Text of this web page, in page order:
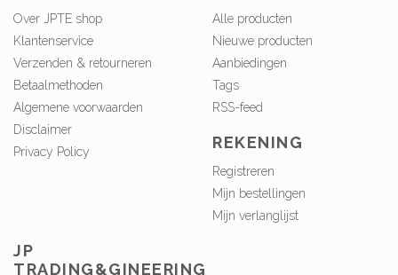
Over JPTE shop
Klantenservice
Verzenden & retourneren
Betaalmethoden
Algemene voorwaarden
Disclaimer
Privacy Policy
Alle producten
Nieuwe producten
Aanbiedingen
Tags
RSS-feed
REKENING
Registreren
Mijn bestellingen
Mijn verlanglijst
JP
TRADING&GINEERING